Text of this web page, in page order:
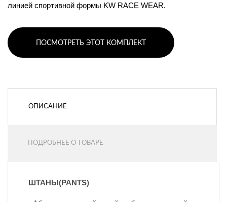
линией спортивной формы KW RACE WEAR.
ПОСМОТРЕТЬ ЭТОТ КОМПЛЕКТ
ОПИСАНИЕ
ПОДРОБНЕЕ О ТОВАРЕ
ШТАНЫ(PANTS)